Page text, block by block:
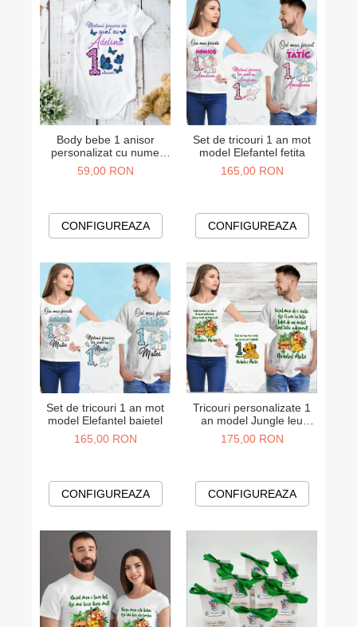
Body bebe 1 anisor
personalizat cu nume
model Fluturasi
59,00 RON
CONFIGUREAZA
Set de tricouri 1 an mot
model Elefantel fetita
165,00 RON
CONFIGUREAZA
Set de tricouri 1 an mot
model Elefantel baietel
165,00 RON
CONFIGUREAZA
Tricouri personalizate 1
an model Jungle leu
Simba
175,00 RON
CONFIGUREAZA